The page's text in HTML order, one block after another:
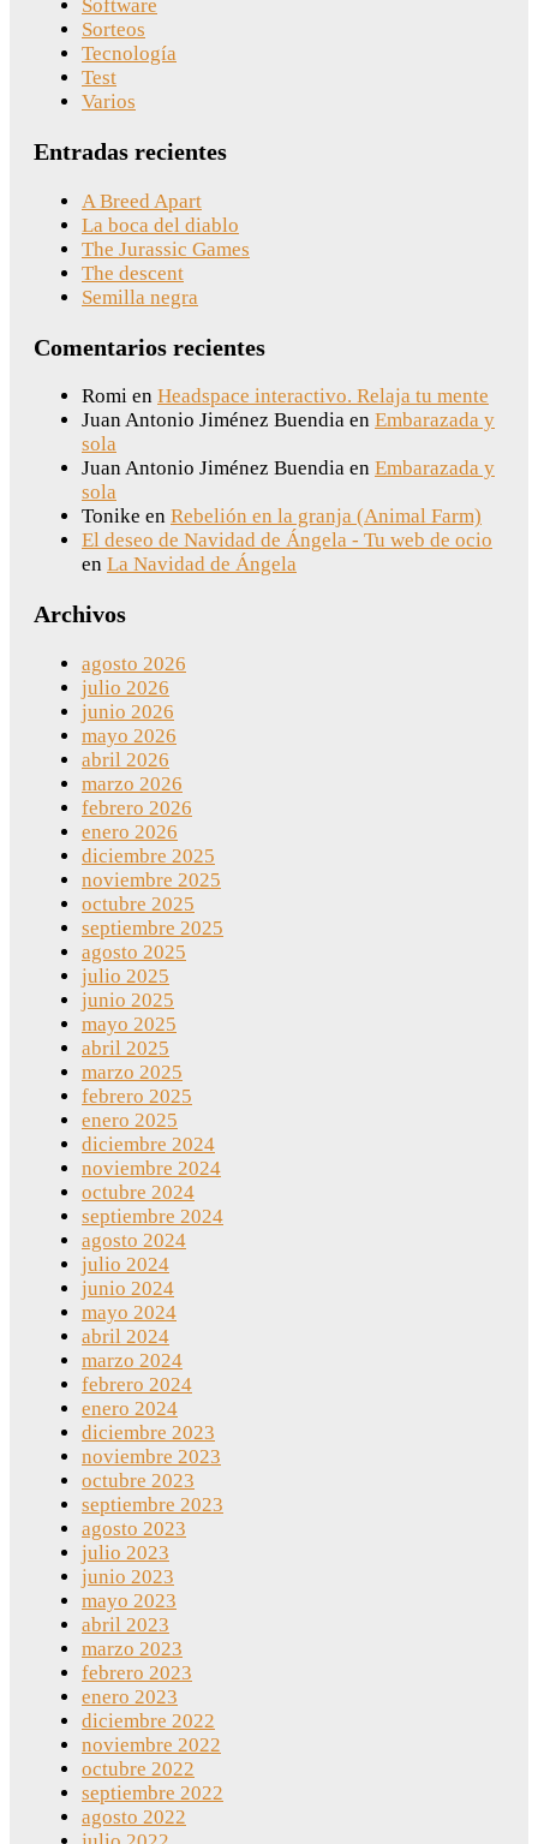
Software
Sorteos
Tecnología
Test
Varios
Entradas recientes
A Breed Apart
La boca del diablo
The Jurassic Games
The descent
Semilla negra
Comentarios recientes
Romi en Headspace interactivo. Relaja tu mente
Juan Antonio Jiménez Buendia en Embarazada y
sola
Juan Antonio Jiménez Buendia en Embarazada y
sola
Tonike en Rebelión en la granja (Animal Farm)
El deseo de Navidad de Ángela - Tu web de ocio
en La Navidad de Ángela
Archivos
agosto 2026
julio 2026
junio 2026
mayo 2026
abril 2026
marzo 2026
febrero 2026
enero 2026
diciembre 2025
noviembre 2025
octubre 2025
septiembre 2025
agosto 2025
julio 2025
junio 2025
mayo 2025
abril 2025
marzo 2025
febrero 2025
enero 2025
diciembre 2024
noviembre 2024
octubre 2024
septiembre 2024
agosto 2024
julio 2024
junio 2024
mayo 2024
abril 2024
marzo 2024
febrero 2024
enero 2024
diciembre 2023
noviembre 2023
octubre 2023
septiembre 2023
agosto 2023
julio 2023
junio 2023
mayo 2023
abril 2023
marzo 2023
febrero 2023
enero 2023
diciembre 2022
noviembre 2022
octubre 2022
septiembre 2022
agosto 2022